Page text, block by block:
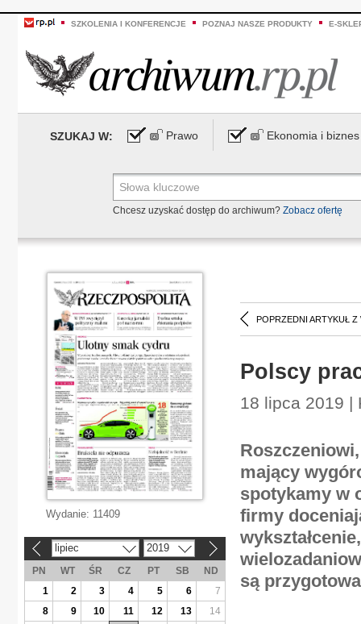
SZKOLENIA I KONFERENCJE POZNAJ NASZE PRODUKTY E-
SZUKAJ W: Prawo Ekonomia i biznes
Chcesz uzyskać dostęp do archiwum? Zobacz ofertę
POPRZEDNI ARTYKUŁ Z
Polscy
18 lipca 2019 |
mający
spotykamy w
firmy
są
Wydanie: 11409
lipiec 2019
PN WT ŚR CZ PT SB
ND
1
2 3 4 5 6
7
8
9 10 11 12 13
14